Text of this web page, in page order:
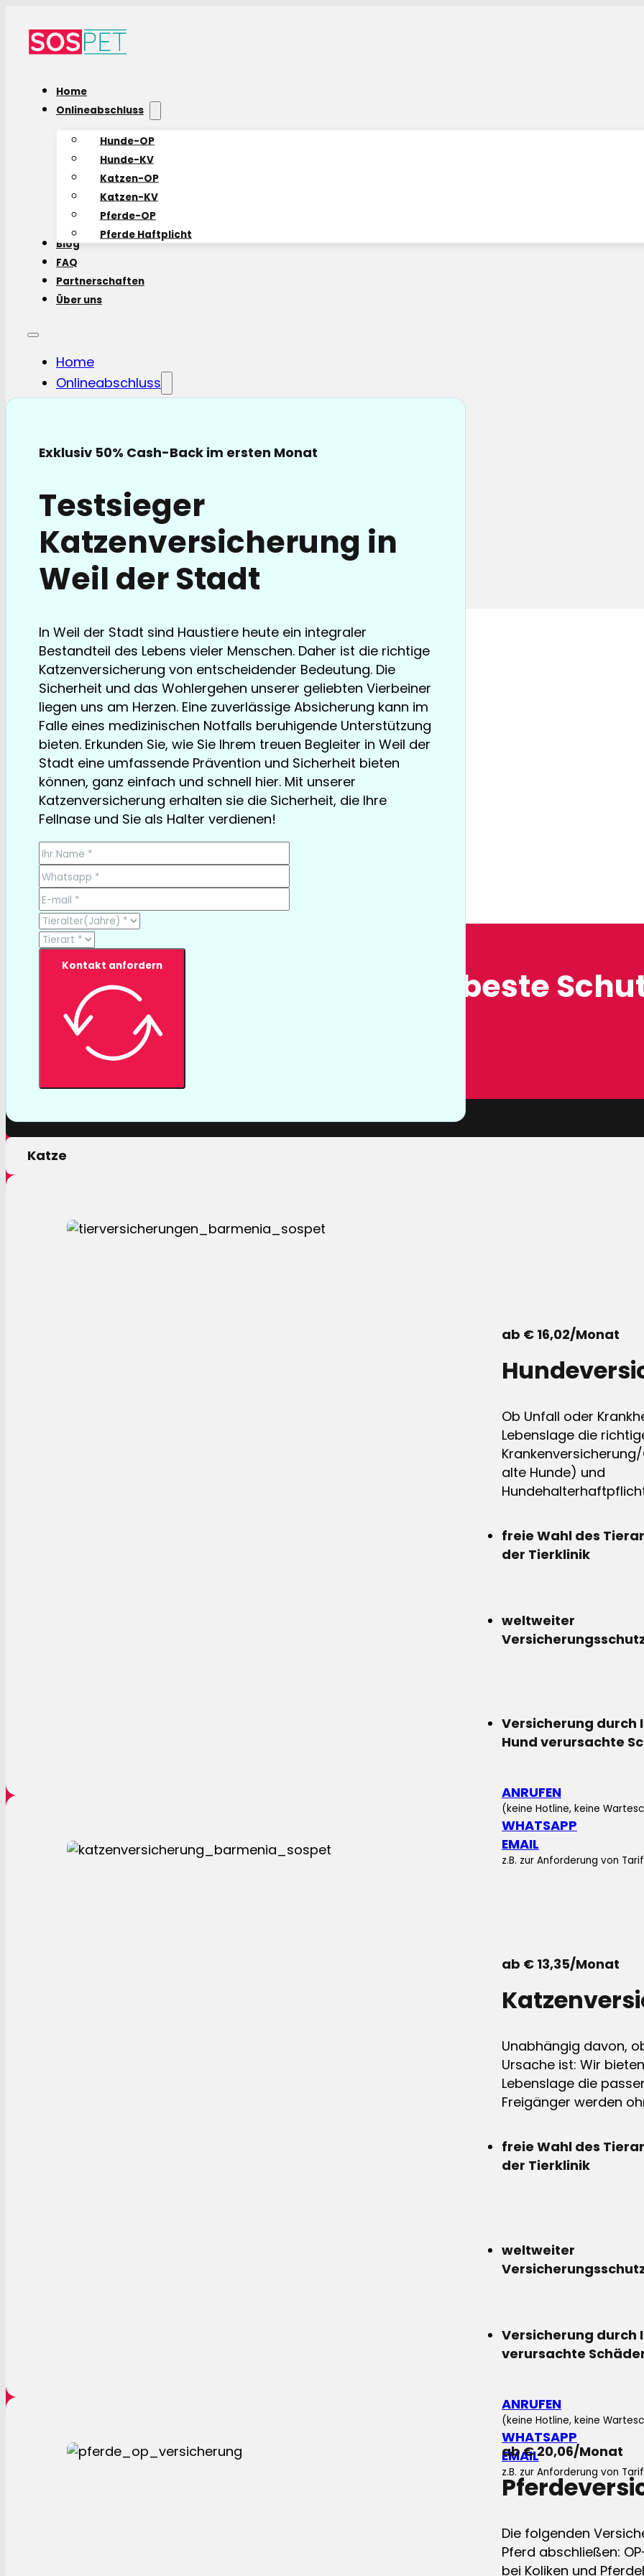
Home
Onlineabschluss
Hunde-OP
Hunde-KV
Katzen-OP
Katzen-KV
Pferde-OP
Pferde Haftplicht
Blog
FAQ
Partnerschaften
Über uns
Home
Onlineabschluss
Hunde-OP
Katzen-KV
Pferde Haftplicht
Blog
FAQ
Partnerschaften
Über uns
Exklusiv 50% Cash-Back im ersten Monat
Testsieger
Katzenversicherung in
Weil der Stadt
In Weil der Stadt sind Haustiere heute ein integraler
Bestandteil des Lebens vieler Menschen. Daher ist die richtige
Katzenversicherung von entscheidender Bedeutung. Die
Sicherheit und das Wohlergehen unserer geliebten Vierbeiner
liegen uns am Herzen. Eine zuverlässige Absicherung kann im
Falle eines medizinischen Notfalls beruhigende Unterstützung
bieten. Erkunden Sie, wie Sie Ihrem treuen Begleiter in Weil der
Stadt eine umfassende Prävention und Sicherheit bieten
können, ganz einfach und schnell hier. Mit unserer
Katzenversicherung erhalten sie die Sicherheit, die Ihre
Fellnase und Sie als Halter verdienen!
Kontakt anfordern
TESTSIEGER bereits ab € 13,35/Monat
Tierversicherung, der beste
Mit einer Tierversicherung der Barmenia profitieren sie nicht
nur von erstklassigen Leistungen, sondern auch von unserer
Hund
Katze
ab € 16,02/Monat
Ob Unfall oder
Lebenslage die
alte Hunde) und
freie Wahl des
der Tierklinik
weltweiter
Versicherung durch
Hund verursachte
ANRUFEN
(keine Hotline, keine
WHATSAPP
EMAIL
z.B. zur Anforderung von
ab € 13,35/Monat
Unabhängig davon,
Ursache ist: Wir
Lebenslage die
Freigänger werden
freie Wahl des
der Tierklinik
weltweiter
Versicherung durch
verursachte
ANRUFEN
(keine Hotline, keine
WHATSAPP
EMAIL
z.B. zur Anforderung von
ab € 20,06/Monat
Die folgenden
Pferd abschließen:
bei Koliken und